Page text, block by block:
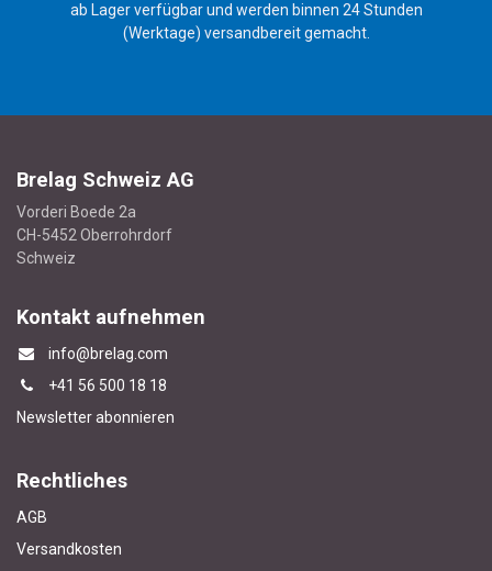
ab Lager verfügbar und werden binnen 24 Stunden
(Werktage) versandbereit gemacht.
Brelag Schweiz AG
Vorderi Boede 2a
CH-5452 Oberrohrdorf
Schweiz
Kontakt aufnehmen
info@brelag.com
+41 56 500 18 18
Newsletter abonnieren
Rechtliches
AGB
Versandkosten